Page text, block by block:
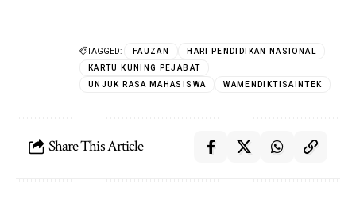
TAGGED: FAUZAN
HARI PENDIDIKAN NASIONAL
KARTU KUNING PEJABAT
UNJUK RASA MAHASISWA
WAMENDIKTISAINTEK
Share This Article